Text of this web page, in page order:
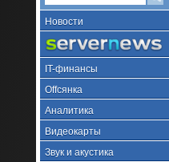
Новости
IT-финансы
Offсянка
Аналитика
Видеокарты
Звук и акустика